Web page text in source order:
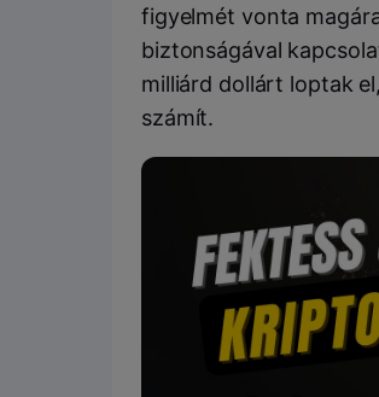
figyelmét vonta
biztonságával
milliárd dollárt loptak
számít.